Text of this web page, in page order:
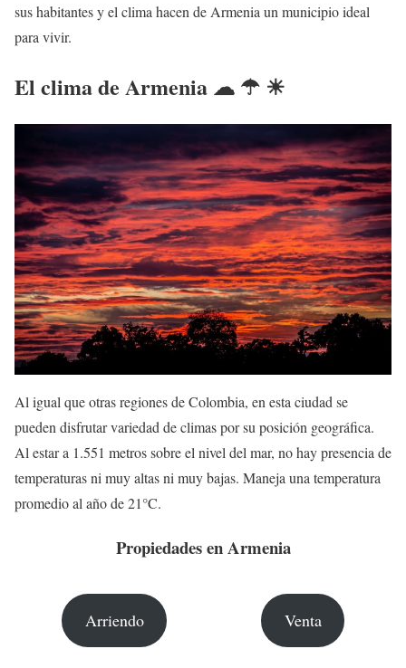
sus habitantes y el clima hacen de Armenia un municipio ideal
para vivir.
El clima de Armenia ☁ ☂ ☀
Al igual que otras regiones de Colombia, en esta ciudad se
pueden disfrutar variedad de climas por su posición geográfica.
Al estar a 1.551 metros sobre el nivel del mar, no hay presencia de
temperaturas ni muy altas ni muy bajas. Maneja una temperatura
promedio al año de 21°C.
Propiedades en Armenia
Arriendo Venta